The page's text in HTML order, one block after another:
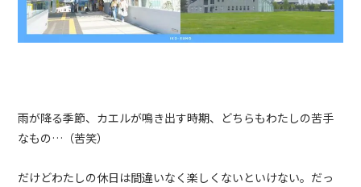
雨が降る季節、カエルが鳴き出す時期、どちらもわたしの苦手
なもの…（苦笑）
だけどわたしの休日は間違いなく楽しくないといけない。だっ